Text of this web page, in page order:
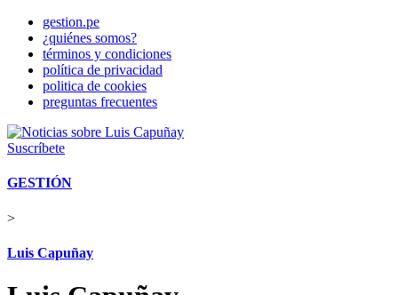
gestion.pe
¿quiénes somos?
términos y condiciones
política de privacidad
politica de cookies
preguntas frecuentes
Suscríbete
GESTIÓN
>
Luis Capuñay